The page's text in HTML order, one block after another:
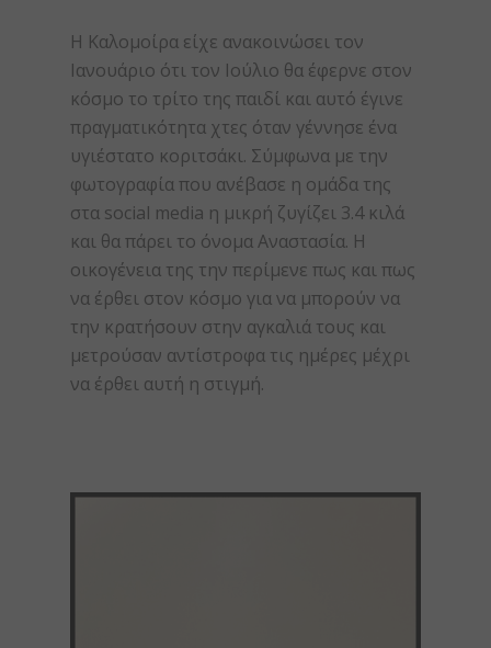
Η Καλομοίρα είχε ανακοινώσει τον
Ιανουάριο ότι τον Ιούλιο θα έφερνε στον
κόσμο το τρίτο της παιδί και αυτό έγινε
πραγματικότητα χτες όταν γέννησε ένα
υγιέστατο κοριτσάκι. Σύμφωνα με την
φωτογραφία που ανέβασε η ομάδα της
στα social media η μικρή ζυγίζει 3.4 κιλά
και θα πάρει το όνομα Αναστασία. Η
οικογένεια της την περίμενε πως και πως
να έρθει στον κόσμο για να μπορούν να
την κρατήσουν στην αγκαλιά τους και
μετρούσαν αντίστροφα τις ημέρες μέχρι
να έρθει αυτή η στιγμή.